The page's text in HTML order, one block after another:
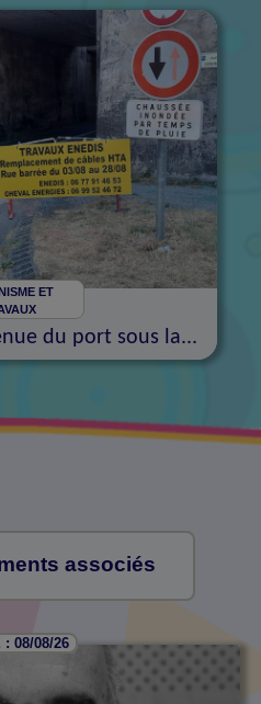
ET
du port sous la...
associés
: 08/08/26